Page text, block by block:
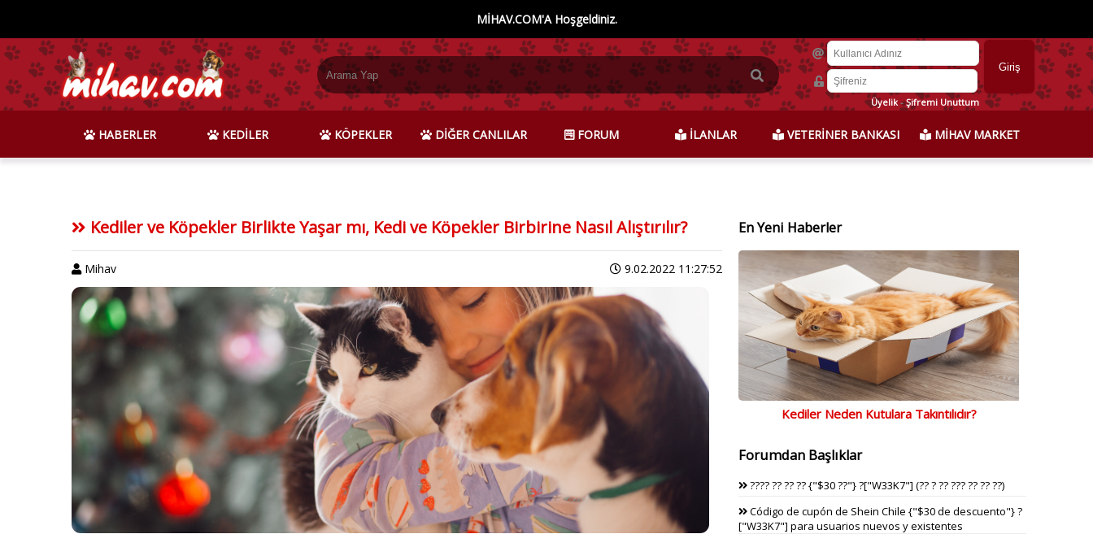
MİHAV.COM'A Hoşgeldiniz.
Üyelik-Şifremi Unuttum
HABERLER KEDİLER KÖPEKLER DİĞER CANLILAR FORUM İLANLAR VETERİNER BANKASI MİHAV MARKET
Kediler ve Köpekler Birlikte Yaşar mı, Kedi ve Köpekler Birbirine Nasıl Alıştırılır?
Mihav 9.02.2022 11:27:52
En Yeni Haberler
Kediler Neden Kutulara Takıntılıdır?
Forumdan Başlıklar
???? ?? ?? ?? {"$30 ??"} ?["W33K7"] (?? ? ?? ??? ?? ?? ??)
Código de cupón de Shein Chile {"$30 de descuento"} ?
["W33K7"] para usuarios nuevos y existentes